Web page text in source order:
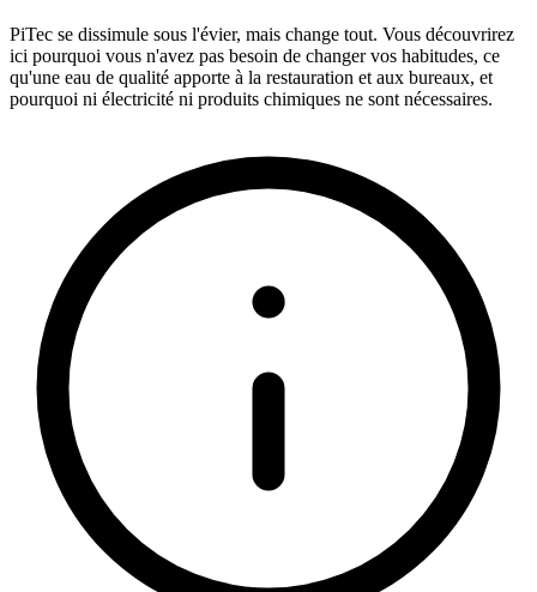
PiTec se dissimule sous l'évier, mais change tout. Vous découvrirez
ici pourquoi vous n'avez pas besoin de changer vos habitudes, ce
qu'une eau de qualité apporte à la restauration et aux bureaux, et
pourquoi ni électricité ni produits chimiques ne sont nécessaires.